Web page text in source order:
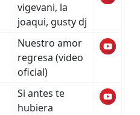
vigevani, la
joaqui, gusty dj
Nuestro amor
regresa (video
oficial)
Si antes te
hubiera